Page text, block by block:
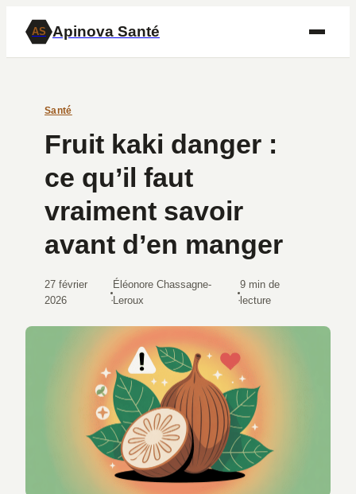
AS Apinova Santé
Santé
Fruit kaki danger :
ce qu’il faut
vraiment savoir
avant d’en manger
27 février
2026
·
Éléonore Chassagne-
Leroux
·
9 min de
lecture